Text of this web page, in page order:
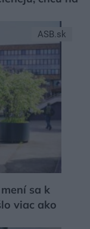
ASB.sk
sa k
viac ako